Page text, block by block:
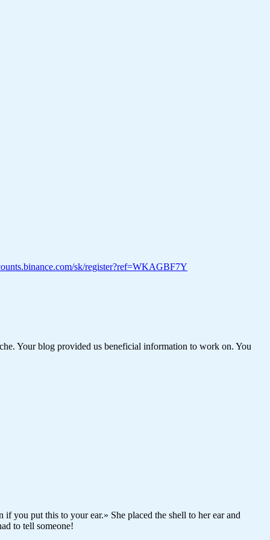
sk/register?ref=WKAGBF7Y
Your blog provided us beneficial information to work on. You
you put this to your ear.» She placed the shell to her ear and
to tell someone!